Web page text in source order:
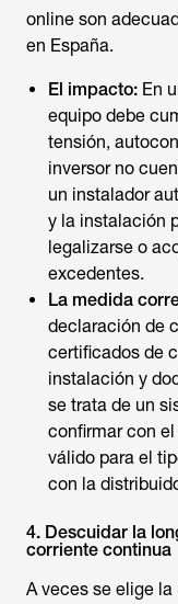
online son
en España.
El impacto: En
equipo debe
tensión,
inversor no
un instalador
y la instalación
legalizarse o
excedentes.
La medida
declaración de
certificados de
instalación y
se trata de un
confirmar con
válido para el
con la
4. Descuidar la
corriente continua
A veces se elige